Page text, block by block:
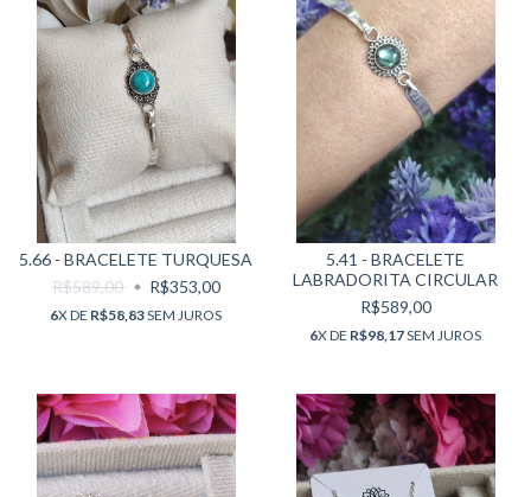
5.66 - BRACELETE TURQUESA
R$589,00
R$353,00
6X DE R$58,83SEM JUROS
5.41 - BRACELETE
LABRADORITA CIRCULAR
R$589,00
6X DE R$98,17SEM JUROS